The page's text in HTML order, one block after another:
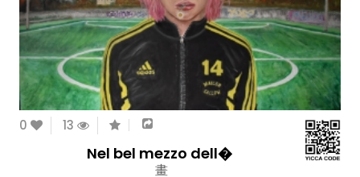
0 13
Nel bel mezzo dell�
畫